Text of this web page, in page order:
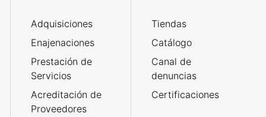
Adquisiciones
Enajenaciones
Prestación de
Servicios
Acreditación de
Proveedores
Tiendas
Catálogo
Canal de
denuncias
Certificaciones